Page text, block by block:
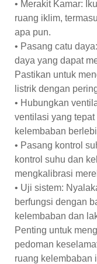
• Merakit Kamar:
ruang iklim,
apa pun.
• Pasang catu
daya yang dapat
Pastikan untuk
listrik dengan
• Hubungkan
ventilasi yang
kelembaban
• Pasang kontrol
kontrol suhu dan
mengkalibrasi
• Uji sistem:
berfungsi dengan
kelembaban dan
Penting untuk
pedoman
ruang kelembaban